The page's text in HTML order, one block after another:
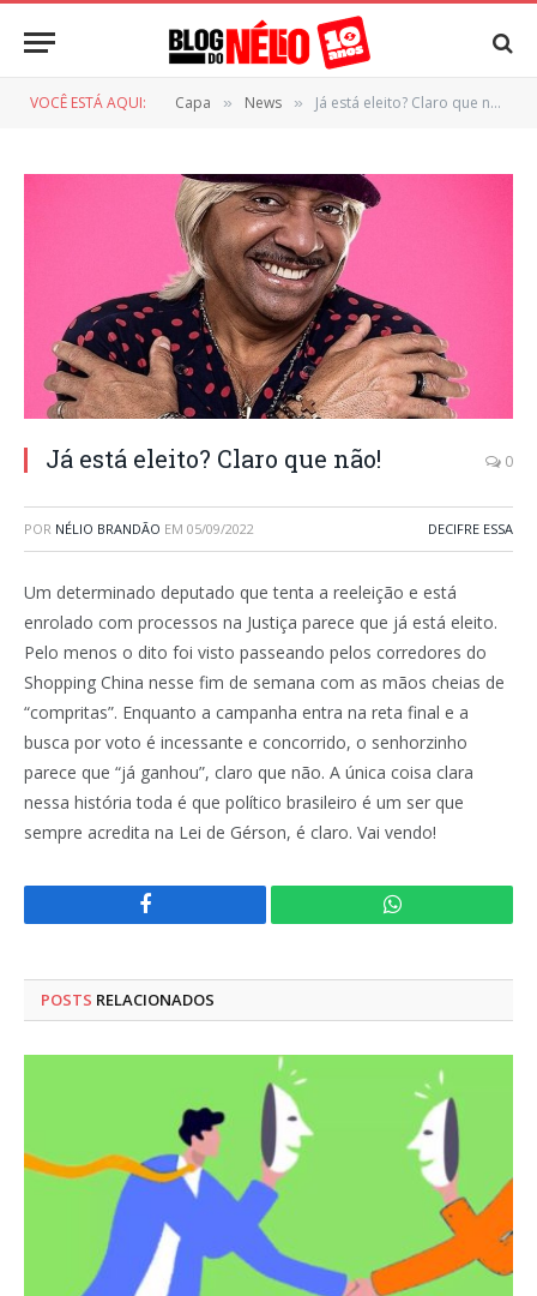
VOCÊ ESTÁ AQUI: Capa » News » Já está eleito? Claro que não!
Já está eleito? Claro que não! 0
POR NÉLIO BRANDÃO EM 05/09/2022 DECIFRE ESSA
Um determinado deputado que tenta a reeleição e está
enrolado com processos na Justiça parece que já está eleito.
Pelo menos o dito foi visto passeando pelos corredores do
Shopping China nesse fim de semana com as mãos cheias de
“compritas”. Enquanto a campanha entra na reta final e a
busca por voto é incessante e concorrido, o senhorzinho
parece que “já ganhou”, claro que não. A única coisa clara
nessa história toda é que político brasileiro é um ser que
sempre acredita na Lei de Gérson, é claro. Vai vendo!
Facebook WhatsApp
POSTS RELACIONADOS